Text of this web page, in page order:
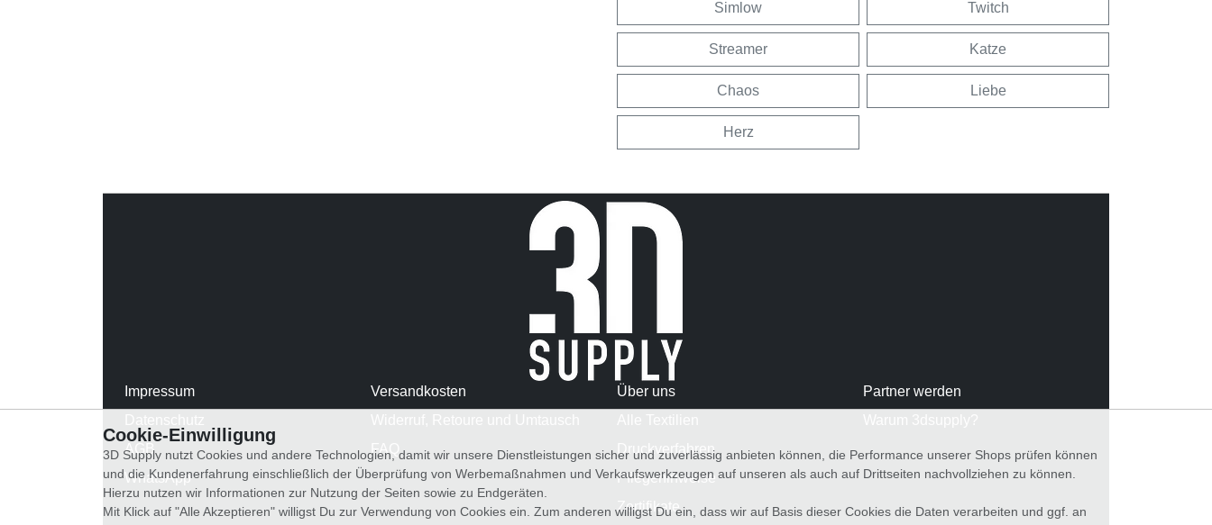
Simlow Twitch
Streamer Katze
Chaos Liebe
Herz
Impressum
AGB
WhatsApp
Versandkosten
FAQ
Über uns
Druckverfahren
Pflegehinweise
Zertifikate
Partner werden
Cookie-Einwilligung
3D Supply nutzt Cookies und andere Technologien, damit wir unsere Dienstleistungen sicher und zuverlässig anbieten können, die Performance unserer Shops prüfen können
und die Kundenerfahrung einschließlich der Überprüfung von Werbemaßnahmen und Verkaufswerkzeugen auf unseren als auch auf Drittseiten nachvollziehen zu können.
Hierzu nutzen wir Informationen zur Nutzung der Seiten sowie zu Endgeräten.
Mit Klick auf "Alle Akzeptieren" willigst Du zur Verwendung von Cookies ein. Zum anderen willigst Du ein, dass wir auf Basis dieser Cookies die Daten verarbeiten und ggf. an